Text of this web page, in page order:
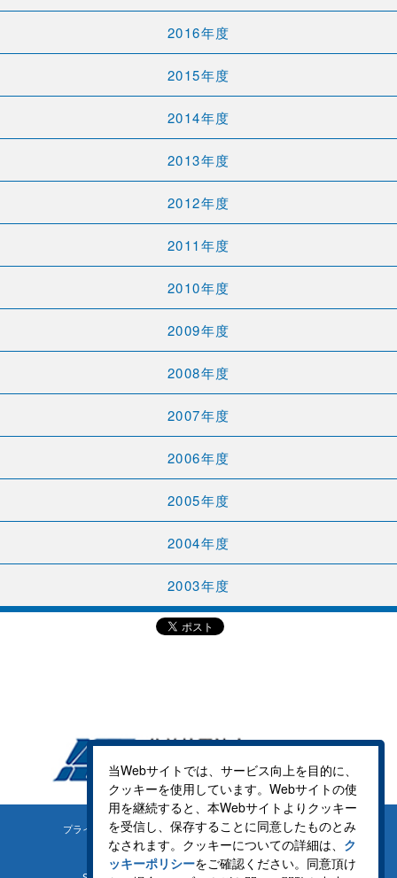
2016年度
2015年度
2014年度
2013年度
2012年度
2011年度
2010年度
2009年度
2008年度
2007年度
2006年度
2005年度
2004年度
2003年度
プライバシーポリシー クッキーポリシー
当Webサイトでは、サービス向上を目的に、
クッキーを使用しています。Webサイトの使
用を継続すると、本Webサイトよりクッキー
を受信し、保存することに同意したものとみ
なされます。クッキーについての詳細は、 ク
ッキーポリシーをご確認ください。同意頂け